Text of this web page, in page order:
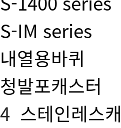
S-IM series
내열용바퀴
청발포캐스터
4 스테인레스